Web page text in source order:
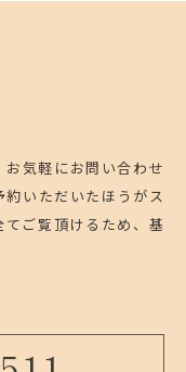
気軽にお問い合わせ
いただいたほうがス
ご覧頂けるため、基